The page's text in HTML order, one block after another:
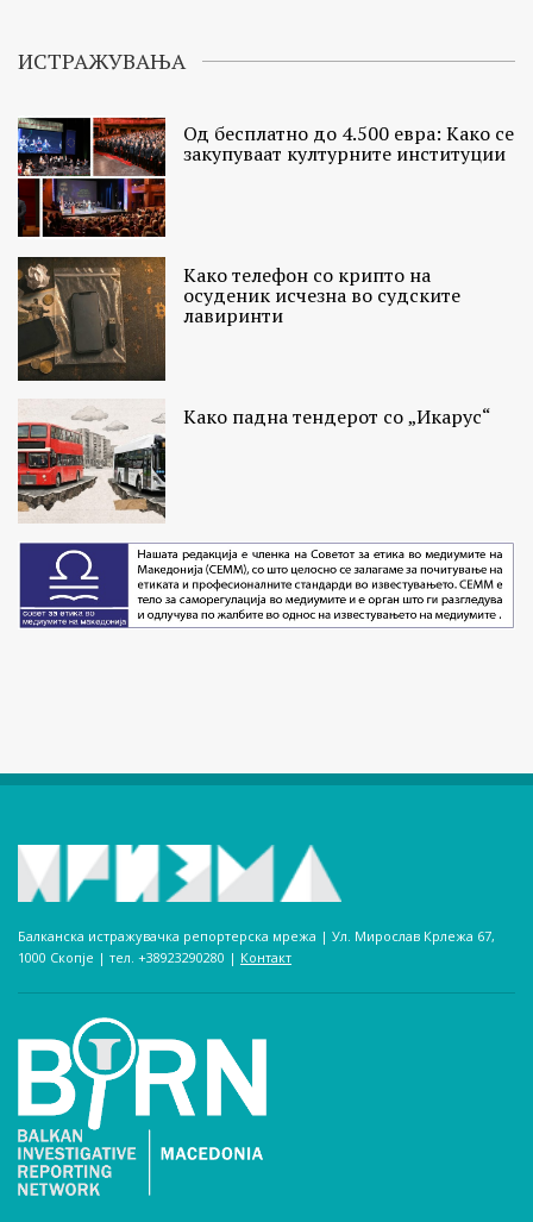
ИСТРАЖУВАЊА
Од бесплатно до 4.500 евра: Како се
закупуваат културните институции
Како телефон со крипто на
осуденик исчезна во судските
лавиринти
Како падна тендерот со „Икарус“
Балканска истражувачка репортерска мрежа | Ул. Мирослав Крлежа 67,
1000 Скопје | тел. +38923290280­ | Контакт